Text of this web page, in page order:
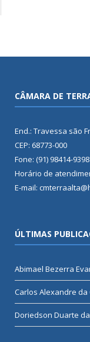
CÂMARA DE
End.: Travessa são
CEP: 68773-000
Fone: (91) 98414-9398
Horário de
E-mail:
ÚLTIMAS
Abimael Bezerra
Carlos Alexandre da
Doriedson Duarte